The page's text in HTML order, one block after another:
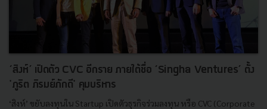
‘สิงห์’ เปิดตัว CVC อีกราย ภายใต้ชื่อ ‘Singha Ventures’ ตั้ง
'ภูริต ภิรมย์ภักดี' คุมบริหาร
‘สิงห์’ ขยับลงทุนใน Startup เปิดตัวธุรกิจร่วมลงทุน หรือ CVC (Corporate